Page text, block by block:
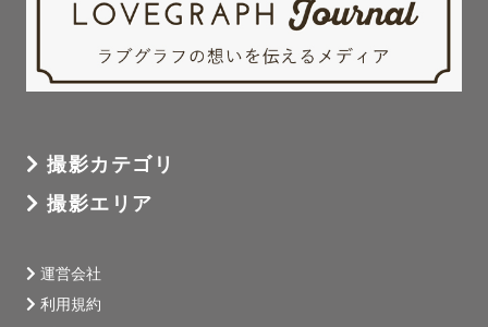
撮影カテゴリ
撮影エリア
運営会社
利用規約